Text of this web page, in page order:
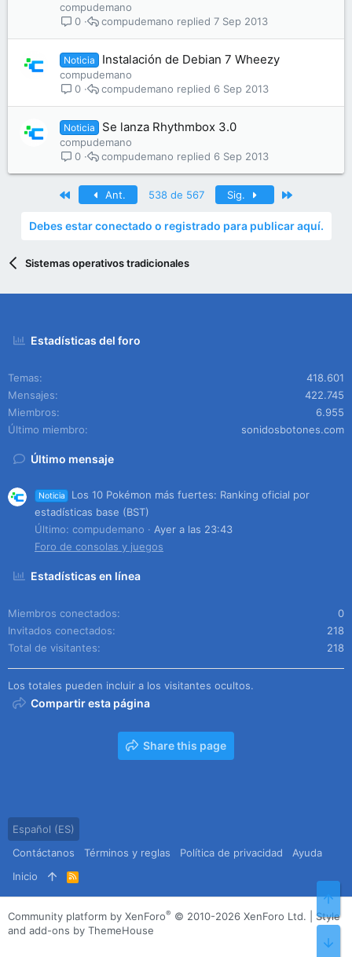
compudemano
0
7 Sep 2013
compudemano
Noticia Instalación de Debian 7 Wheezy
compudemano
0
6 Sep 2013
compudemano
Noticia Se lanza Rhythmbox 3.0
compudemano
0
6 Sep 2013
compudemano
PrimeroAnt. 538 de 567 Sig.
Debes estar conectado o registrado para publicar aquí.
Sistemas operativos tradicionales
Estadísticas del foro
Temas
418.601
Mensajes
422.745
Miembros
6.955
Último miembro
sonidosbotones.com
Último mensaje
Noticia
Los 10 Pokémon más fuertes: Ranking oficial por
estadísticas base (BST)
Último: compudemano
Ayer a las 23:43
Foro de consolas y juegos
Estadísticas en línea
Miembros conectados
0
Invitados conectados
218
Total de visitantes
218
Los totales pueden incluir a los visitantes ocultos.
Compartir esta página
Share this page
Español (ES)
Contáctanos
Términos y reglas Política de privacidad
Ayuda
Inicio
R
S
S
Community platform by XenForo® © 2010-2026 XenForo Ltd.
Style
and add-ons by ThemeHouse